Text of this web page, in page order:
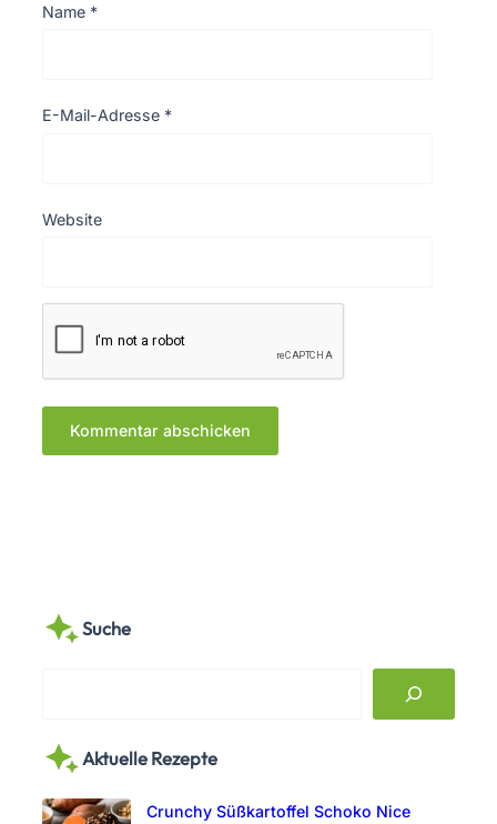
Name *
E-Mail-Adresse *
Website
Suche
r
h
Aktuelle Rezepte
Crunchy Süßkartoffel Schoko Nice